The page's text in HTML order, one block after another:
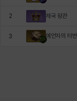
2 제국 왕관
3 예언자의 터번